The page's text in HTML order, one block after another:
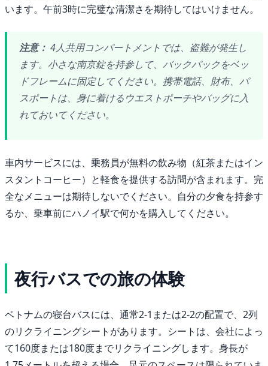
います。午前3時に完璧な清潔さを期待してはいけません。
注意： 4人共用コンパートメントでは、盗難が発生し
ます。小さな南京錠を持参して、バックパックをベッ
ドフレームに固定してください。携帯電話、財布、パ
スポートは、身に着けるウエストポーチやバッグに入
れておいてください。
車内サービスには、乗務員が無料の飲み物（紅茶またはイン
スタントコーヒー）と軽食を提供する訪問が含まれます。完
全なメニューは期待しないでください。自分の夕食を持参す
るか、乗車前にハノイ駅で何かを購入してください。
夜行バスでの旅の体験
ベトナムの寝台バスには、通常2-1または2-2の配置で、2列
のリクライニングシートがあります。シートは、会社によっ
て160度または180度までリクライニングします。身長が